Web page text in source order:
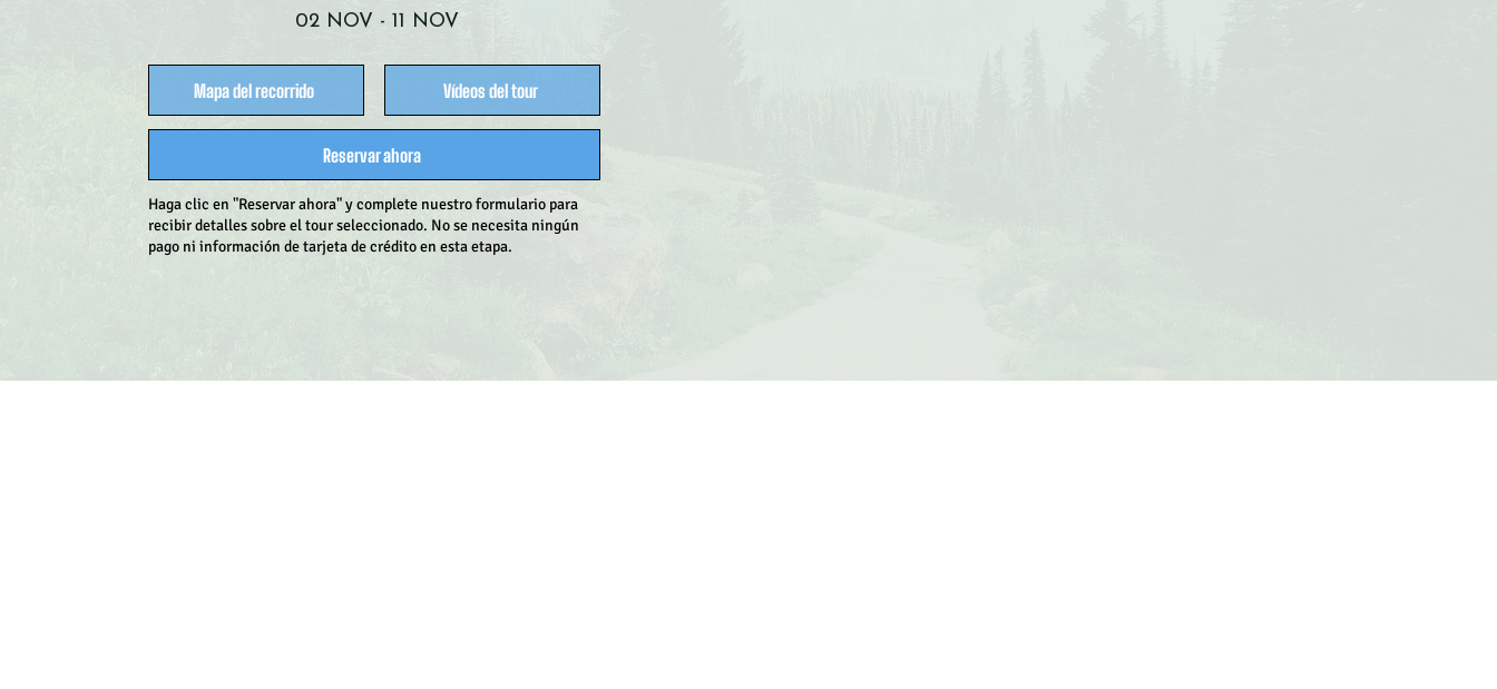
02 NOV - 11 NOV
Mapa del recorrido Vídeos del tour
Reservar ahora
Haga clic en "Reservar ahora" y complete nuestro formulario para
recibir detalles sobre el tour seleccionado. No se necesita ningún
pago ni información de tarjeta de crédito en esta etapa.